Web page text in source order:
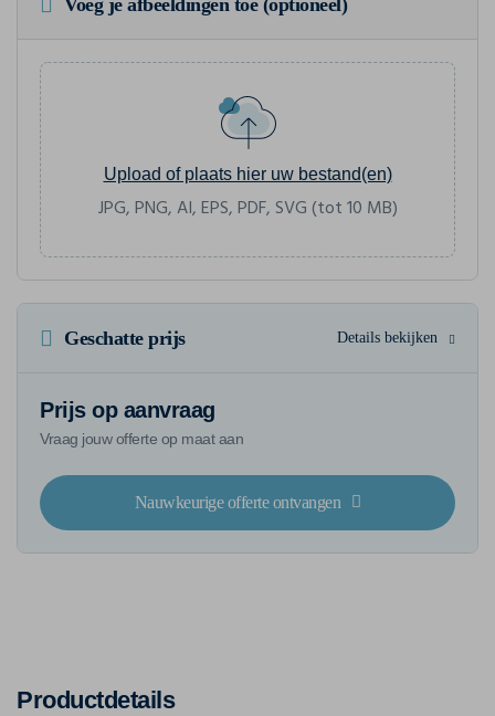
Upload of plaats hier uw bestand(en)
JPG, PNG, AI, EPS, PDF, SVG (tot 10 MB)
Geschatte prijs Details bekijken
Prijs op aanvraag
Vraag jouw offerte op maat aan
Nauwkeurige offerte ontvangen
Productdetails